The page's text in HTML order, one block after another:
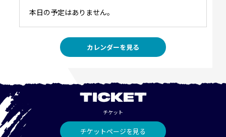
本日の予定はありません。
カレンダーを見る
TICKET
チケット
チケットページを見る